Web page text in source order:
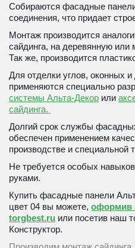
Собираются фасадные
соединения, что придает
Монтаж производится
сайдинга, на деревянную или
Так же, производится
Для отделки углов, оконных
применяются специально
системы Альта-Декор или
сайдинга.
Долгий срок службы
обеспечен применением
производстве и специальной
Не требуется особых
руками.
Купить фасадные панели
цвет 04 вы можете, оформив
torgbest.ru или посетив наш
Конструктор.